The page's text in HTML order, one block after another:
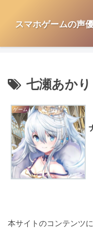
スマホゲームの声
七瀬あかり
ゲーム
本サイトのコンテンツ